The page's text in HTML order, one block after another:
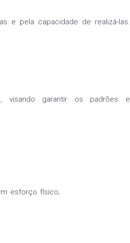
e pela capacidade de realizá-las.
visando garantir os padrões e
esforço físico;